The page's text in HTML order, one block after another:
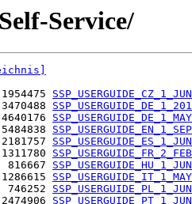
Service/